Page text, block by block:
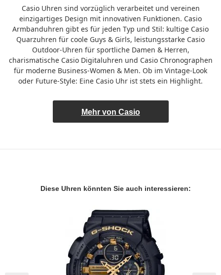
Casio Uhren sind vorzüglich verarbeitet und vereinen
einzigartiges Design mit innovativen Funktionen. Casio
Armbanduhren gibt es für jeden Typ und Stil: kultige Casio
Quarzuhren für coole Guys & Girls, leistungsstarke Casio
Outdoor-Uhren für sportliche Damen & Herren,
charismatische Casio Digitaluhren und Casio Chronographen
für moderne Business-Women & Men. Ob im Vintage-Look
oder Future-Style: Eine Casio Uhr ist stets ein Highlight.
Mehr von Casio
Diese Uhren könnten Sie auch interessieren: